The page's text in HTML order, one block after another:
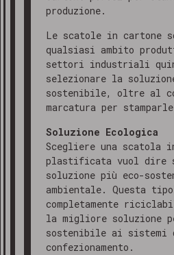
produzione.
Le scatole in cartone
qualsiasi ambito
settori industriali
selezionare la
sostenibile, oltre al
marcatura per
Soluzione Ecologica
Scegliere una scatola
plastificata vuol dire
soluzione più eco-
ambientale. Questa
completamente
la migliore soluzione
sostenibile ai sistemi
confezionamento.